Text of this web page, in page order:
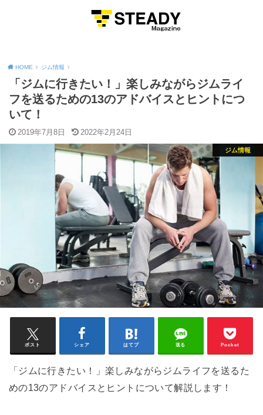
HOME ジム情報
「ジムに行きたい！」楽しみながらジムライ
フを送るための13のアドバイスとヒントにつ
いて！
2019年7月8日 2022年2月24日
ジム情報
ポスト シェア はてブ 送る Pocket
「ジムに行きたい！」楽しみながらジムライフを送るた
めの13のアドバイスとヒントについて解説します！